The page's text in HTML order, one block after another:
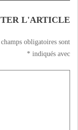
L'ARTICLE
obligatoires sont
indiqués avec
*